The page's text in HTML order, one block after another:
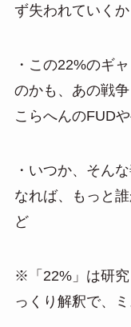
ず失われていく
・この22%のギ
のかも、あの戦
こらへんのFUD
・いつか、そん
なれば、もっと
ど
※「22%」は研
っくり解釈で、